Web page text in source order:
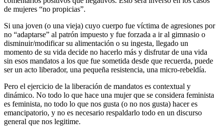
de mujeres “no propicias”.
Si una joven (o una vieja) cuyo cuerpo fue víctima de agresiones por
no “adaptarse” al patrón impuesto y fue forzada a ir al gimnasio o
disminuir/modificar su alimentación o su ingesta, llegado un
momento de su vida decide no hacerlo más y disfrutar de una vida
sin esos mandatos a los que fue sometida desde que recuerda, puede
ser un acto liberador, una pequeña resistencia, una micro-rebeldía.
Pero el ejercicio de la liberación de mandatos es contextual y
dinámico. No todo lo que hace una mujer que se considera feminista
es feminista, no todo lo que nos gusta (o no nos gusta) hacer es
emancipatorio, y no es necesario respaldarlo todo en un discurso
general que nos legitime.